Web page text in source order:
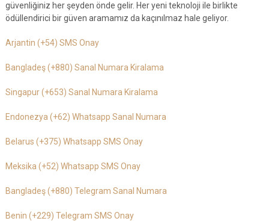
güvenliğiniz her şeyden önde gelir. Her yeni teknoloji ile birlikte
ödüllendirici bir güven aramamız da kaçınılmaz hale geliyor.
Arjantin (+54) SMS Onay
Bangladeş (+880) Sanal Numara Kiralama
Singapur (+653) Sanal Numara Kiralama
Endonezya (+62) Whatsapp Sanal Numara
Belarus (+375) Whatsapp SMS Onay
Meksika (+52) Whatsapp SMS Onay
Bangladeş (+880) Telegram Sanal Numara
Benin (+229) Telegram SMS Onay